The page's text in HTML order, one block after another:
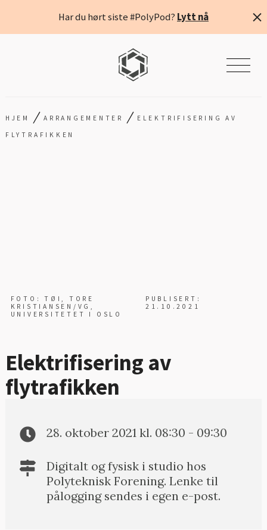
Har du hørt siste #PolyPod? Lytt nå
HJEM /ARRANGEMENTER / ELEKTRIFISERING AV
FLYTRAFIKKEN
FOTO: TØI, TORE
KRISTIANSEN/VG,
UNIVERSITETET I OSLO
PUBLISERT:
21.10.2021
Elektrifisering av
flytrafikken
28. oktober 2021 kl. 08:30 - 09:30
Digitalt og fysisk i studio hos
Polyteknisk Forening. Lenke til
pålogging sendes i egen e-post.